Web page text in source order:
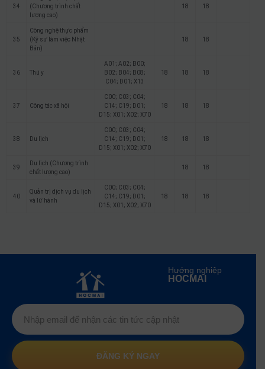
34
(Chương trình chất
lượng cao)
18 18
35
Công nghệ thực phẩm
(Kỹ sư làm việc Nhật
Bản)
18 18
36 Thú y
A01; A02; B00;
B02; B04; B08;
C04; D01; X13
18 18 18
37 Công tác xã hội
C00; C03; C04;
C14; C19; D01;
D15; X01; X02; X70
18 18 18
38 Du lịch
C00; C03; C04;
C14; C19; D01;
D15; X01; X02; X70
18 18 18
39
Du lịch (Chương trình
chất lượng cao)
18 18
40
Quản trị dịch vụ du lịch
và lữ hành
C00; C03; C04;
C14; C19; D01;
D15; X01; X02; X70
18 18 18
Hướng nghiệp
HOCMAI
ĐĂNG KÝ NGAY